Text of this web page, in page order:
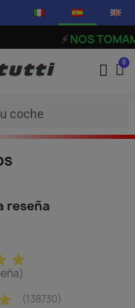
⚡NOS
reseña
star
(138730)